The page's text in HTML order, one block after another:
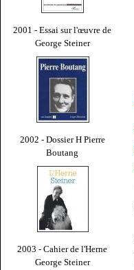
2001 - Essai sur l'œuvre de
George Steiner
2002 - Dossier H Pierre
Boutang
2003 - Cahier de l'Herne
George Steiner